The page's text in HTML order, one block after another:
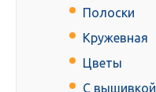
Полоски
Кружевная
Цветы
С вышивкой